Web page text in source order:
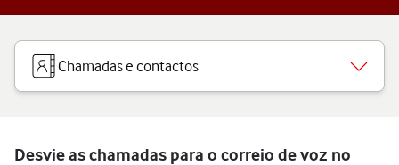
Chamadas e contactos
Desvie as chamadas para o correio de voz no